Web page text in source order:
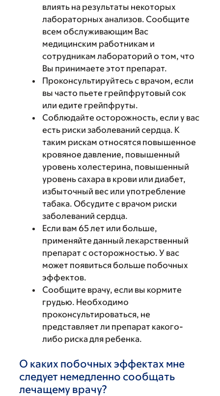
влиять на результаты некоторых
лабораторных анализов. Сообщите
всем обслуживающим Вас
медицинским работникам и
сотрудникам лабораторий о том, что
Вы принимаете этот препарат.
Проконсультируйтесь с врачом, если
вы часто пьете грейпфрутовый сок
или едите грейпфруты.
Соблюдайте осторожность, если у вас
есть риски заболеваний сердца. К
таким рискам относятся повышенное
кровяное давление, повышенный
уровень холестерина, повышенный
уровень сахара в крови или диабет,
избыточный вес или употребление
табака. Обсудите с врачом риски
заболеваний сердца.
Если вам 65 лет или больше,
применяйте данный лекарственный
препарат с осторожностью. У вас
может появиться больше побочных
эффектов.
Сообщите врачу, если вы кормите
грудью. Необходимо
проконсультироваться, не
представляет ли препарат какого-
либо риска для ребенка.
О каких побочных эффектах мне
следует немедленно сообщать
лечащему врачу?